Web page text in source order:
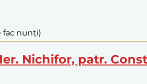
fac nunți)
Nichifor, patr.